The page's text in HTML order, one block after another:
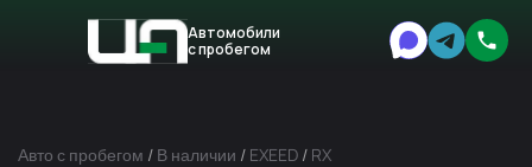
Автомобили
с пробегом
Авто с пробегом / В наличии / EXEED / RX